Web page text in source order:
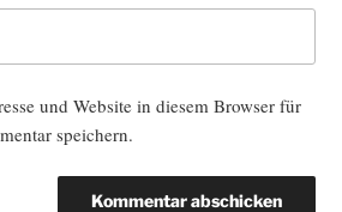
und Website in diesem Browser für
speichern.